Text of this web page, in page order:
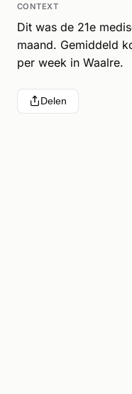
CONTEXT
Dit was de 21e
maand. Gemiddeld
per week in Waalre.
Delen